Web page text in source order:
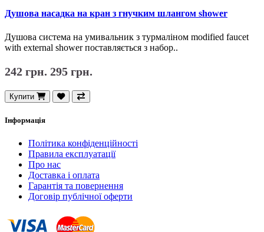
Душова насадка на кран з гнучким шлангом shower
Душова система на умивальник з турмаліном modified faucet
with external shower поставляється з набор..
242 грн. 295 грн.
Купити
Інформація
Політика конфіденційності
Правила експлуатації
Про нас
Доставка і оплата
Гарантія та повернення
Договір публічної оферти